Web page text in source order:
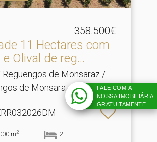
358.500€
11 Hectares com
Olival de reg.​..
Reguengos de Monsaraz /
de Monsaraz
m2 2
FALE COM A
NOSSA IMOBILIÁRIA
GRATUITAMENTE